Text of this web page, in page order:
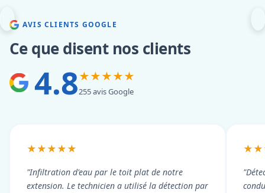
AVIS CLIENTS GOOGLE
Ce que disent nos clients
4.8★★★★★
255 avis Google
★★★★★
"Infiltration d'eau par le toit plat de notre
extension. Le technicien a utilisé la détection par